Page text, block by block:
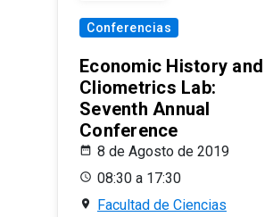
Conferencias
Economic History and
Cliometrics Lab:
Seventh Annual
Conference
8 de Agosto de 2019
08:30 a 17:30
Facultad de Ciencias